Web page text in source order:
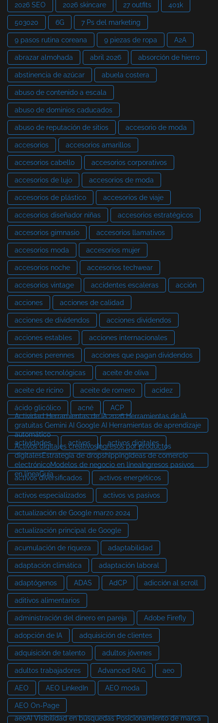
2026 SEO
2026 skincare 27 outfits 401k
503020 6G 7 Ps del marketing
9 pasos rutina coreana 9 piezas de ropa A2A
abrazar almohada abril 2026 absorción de hierro
abstinencia de azúcar abuela costera
abuso de contenido a escala
abuso de dominios caducados
abuso de reputación de sitios accesorio de moda
accesorios accesorios amarillos
accesorios cabello accesorios corporativos
accesorios de lujo accesorios de moda
accesorios de plástico accesorios de viaje
accesorios diseñador niñas accesorios estratégicos
accesorios gimnasio accesorios llamativos
accesorios moda accesorios mujer
accesorios noche accesorios techwear
accesorios vintage accidentes escaleras acción
acciones acciones de calidad
acciones de dividendos acciones dividendos
acciones estables acciones internacionales
acciones perennes acciones que pagan dividendos
acciones tecnológicas aceite de oliva
aceite de ricino aceite de romero acidez
ácido glicólico acné
ACP
Actividad Herramientas de IA 2026 Herramientas de IA
gratuitas Gemini AI Google AI Herramientas de aprendizaje
automático
actividades
activos activos digitales
Activos digitales creativosIngresos por productos
digitalesEstrategia de dropshippingIdeas de comercio
electrónicoModelos de negocio en líneaIngresos pasivos
en líneaGuía
activos diversificados activos energéticos
activos especializados activos vs pasivos
actualización de Google marzo 2024
actualización principal de Google
acumulación de riqueza adaptabilidad
adaptación climática adaptación laboral
adaptógenos ADAS AdCP adicción al scroll
aditivos alimentarios
administración del dinero en pareja Adobe Firefly
adopción de IA adquisición de clientes
adquisición de talento adultos jóvenes
adultos trabajadores Advanced RAG aeo
AEO AEO LinkedIn AEO moda
AEO On-Page
aeoAI Visibilidad en búsquedas Posicionamiento de marca